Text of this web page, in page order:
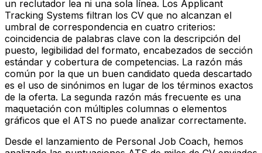
un reclutador lea ni una sola línea. Los Applicant
Tracking Systems filtran los CV que no alcanzan el
umbral de correspondencia en cuatro criterios:
coincidencia de palabras clave con la descripción del
puesto, legibilidad del formato, encabezados de sección
estándar y cobertura de competencias. La razón más
común por la que un buen candidato queda descartado
es el uso de sinónimos en lugar de los términos exactos
de la oferta. La segunda razón más frecuente es una
maquetación con múltiples columnas o elementos
gráficos que el ATS no puede analizar correctamente.
Desde el lanzamiento de Personal Job Coach, hemos